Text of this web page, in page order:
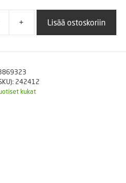
+ Lisää ostoskoriin
242412
kukat